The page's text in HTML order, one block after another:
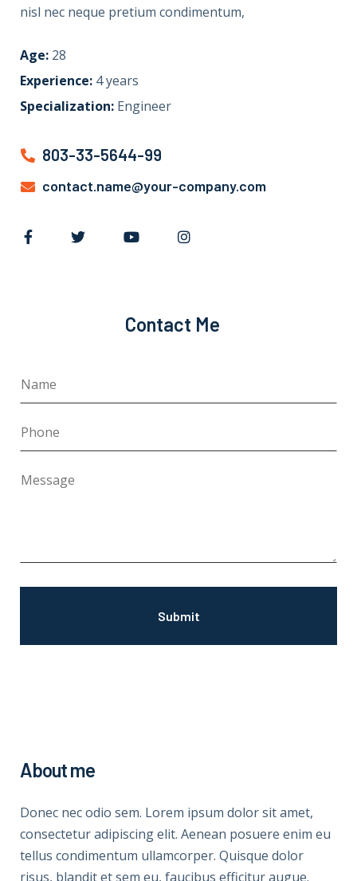
nisl nec neque pretium condimentum,
Age: 28
Experience: 4 years
Specialization: Engineer
803-33-5644-99
contact.name@your-company.com
Contact Me
About me
Donec nec odio sem. Lorem ipsum dolor sit amet,
consectetur adipiscing elit. Aenean posuere enim eu
tellus condimentum ullamcorper. Quisque dolor
risus, blandit et sem eu, faucibus efficitur augue.